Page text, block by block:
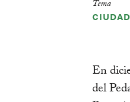
Tema
En
del